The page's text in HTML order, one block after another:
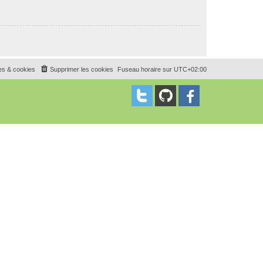
Fuseau horaire sur UTC+02:00
Supprimer les cookies
& cookies